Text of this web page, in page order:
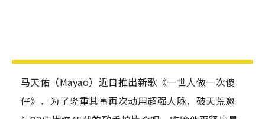
马天佑（Mayao）近日推出新歌《一世人做一次傻
仔》，为了隆重其事再次动用超强人脉，破天荒邀